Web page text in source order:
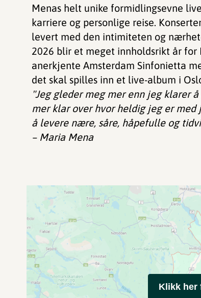
Menas helt unike formidlingsevne
karriere og personlige reise.
levert med den intimiteten og
2026 blir et meget innholdsrikt år
anerkjente Amsterdam Sinfonietta
det skal spilles inn et live-album i
"Jeg gleder meg mer enn jeg klarer
mer klar over hvor heldig jeg er
å levere nære, såre, håpefulle og
– Maria Mena
Klikk her